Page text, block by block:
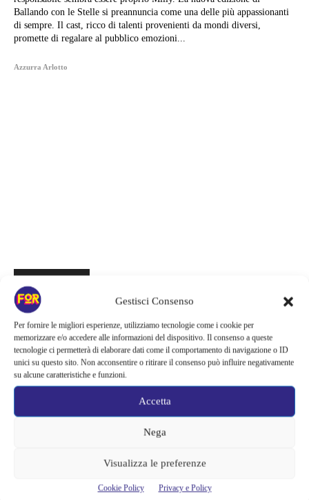
Gestisci Consenso
Per fornire le migliori esperienze, utilizziamo tecnologie come i cookie per
memorizzare e/o accedere alle informazioni del dispositivo. Il consenso a queste
tecnologie ci permetterà di elaborare dati come il comportamento di navigazione o ID
unici su questo sito. Non acconsentire o ritirare il consenso può influire negativamente
su alcune caratteristiche e funzioni.
Accetta
Nega
Visualizza le preferenze
Cookie Policy Privacy e Policy
Ballando con le Stelle si preannuncia come una delle più appassionanti
di sempre. Il cast, ricco di talenti provenienti da mondi diversi,
promette di regalare al pubblico emozioni...
Azzurra Arlotto
Sony ferma i film sui personaggi di Spider-Man, nessun nuovo
progetto è in sviluppo: cosa resta dell’esperimento
Netflix saluta 16 titoli ad agosto 2026 | 3 serie e 13 film lasciano il
catalogo: le date da segnare per l’ultimo rewatch
84 pasti in 28 giorni: da guardare subito
Uno splendido errore 3 arriva su Netflix, l’ora esatta del debutto in
e debutti: gli appuntamenti da non perdere